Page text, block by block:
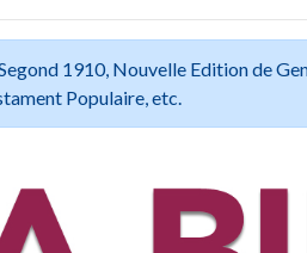
1910, Nouvelle Edition de
Populaire, etc.